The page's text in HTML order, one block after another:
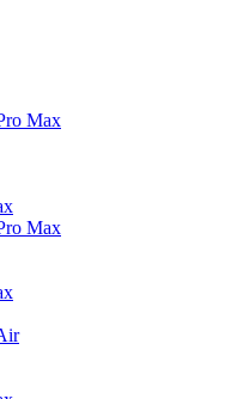
Max
Max